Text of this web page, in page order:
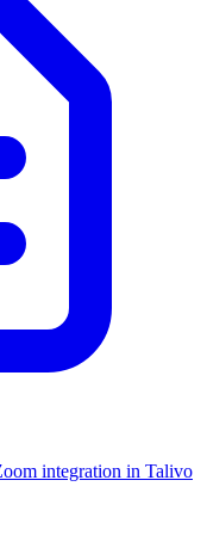
integration in Talivo